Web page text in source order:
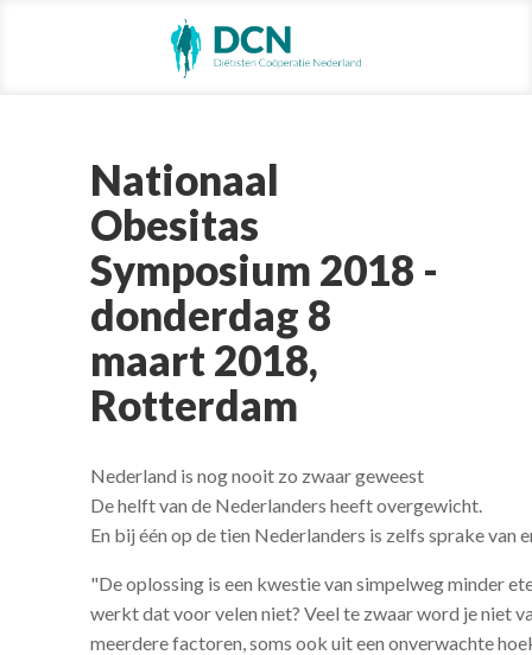
Nationaal
Obesitas
Symposium 2018 -
donderdag 8
maart 2018,
Rotterdam
Nederland is nog nooit zo zwaar geweest
De helft van de Nederlanders heeft overgewicht.
En bij één op de tien Nederlanders is zelfs sprake van
"De oplossing is een kwestie van simpelweg minder
werkt dat voor velen niet? Veel te zwaar word je niet
meerdere factoren, soms ook uit een onverwachte